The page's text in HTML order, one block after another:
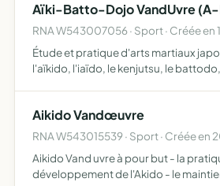
Aïki-Batto-Dojo VandUvre
RNA W543007056 · Sport · Créée en
Étude et pratique d'arts martiaux
l'aïkido, l'iaïdo, le kenjutsu, le
Aikido Vandœuvre
RNA W543015539 · Sport · Créée en
Aikido Vand uvre à pour but - la
développement de l'Akido - le